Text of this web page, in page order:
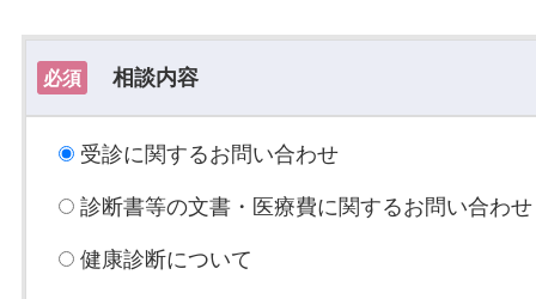
必須 相談内容
受診に関するお問い合わせ
診断書等の文書・医療費に関するお問い合わせ
健康診断について